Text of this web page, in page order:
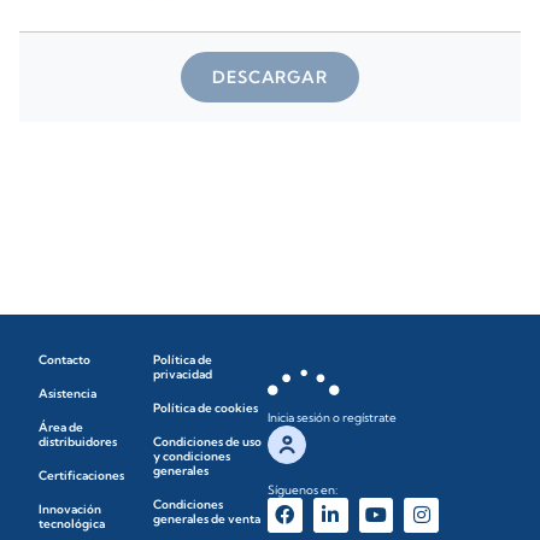
DESCARGAR
Contacto
Asistencia
Área de
distribuidores
Certificaciones
Innovación
tecnológica
Política de
privacidad
Política de cookies
Condiciones de uso
y condiciones
generales
Condiciones
generales de venta
Inicia sesión o regístrate
Síguenos en: